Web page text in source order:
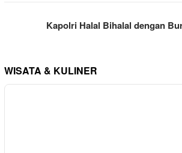
Kapolri Halal Bihalal dengan
WISATA & KULINER